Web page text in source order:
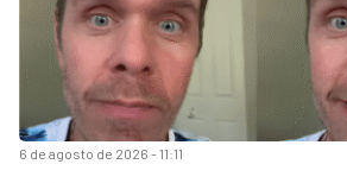
6 de agosto de 2026 - 11:11